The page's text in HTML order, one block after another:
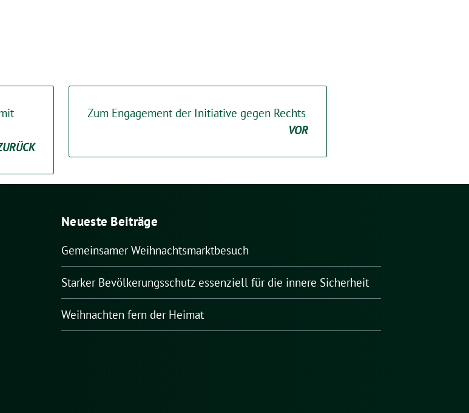
Zum Engagement der Initiative gegen Rechts
VOR
Neueste Beiträge
Gemeinsamer Weihnachtsmarktbesuch
Starker Bevölkerungsschutz essenziell für die innere Sicherheit
Weihnachten fern der Heimat